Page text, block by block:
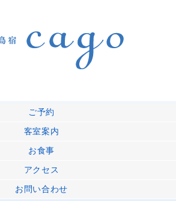
ご予約
客室案内
お食事
アクセス
お問い合わせ